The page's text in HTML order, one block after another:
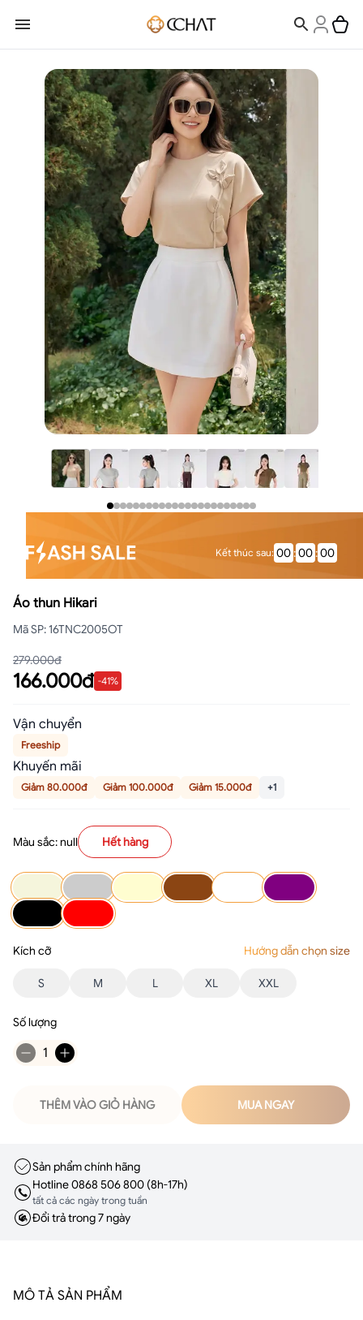
Kết thúc sau: 00 :00:00
Áo thun Hikari
Mã SP:16TNC2005OT
279.000đ
166.000đ -41%
Vận chuyển
Freeship
Khuyến mãi
Giảm 80.000đ Giảm 100.000đ Giảm 15.000đ +1
Màu sắc: null Hết hàng
Kích cỡ Hướng dẫn chọn size
S M L XL XXL
Số lượng
1
THÊM VÀO GIỎ HÀNG MUA NGAY
Sản phẩm chính hãng
Hotline 0868 506 800 (8h-17h)
tất cả các ngày trong tuần
Đổi trả trong 7 ngày
MÔ TẢ SẢN PHẨM